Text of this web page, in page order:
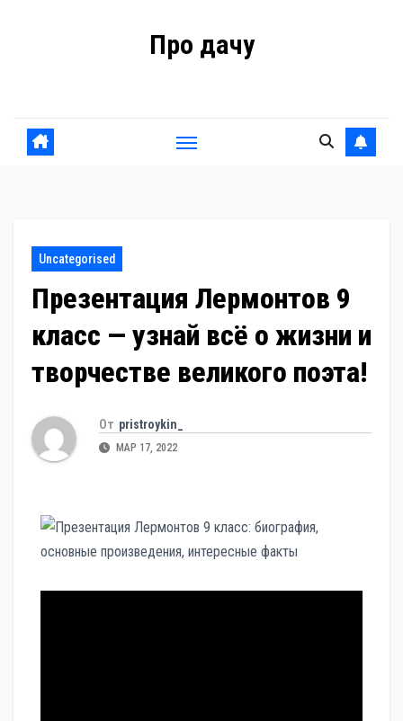
Про дачу
Uncategorised
Презентация Лермонтов 9
класс — узнай всё о жизни и
творчестве великого поэта!
От pristroykin_
МАР 17, 2022